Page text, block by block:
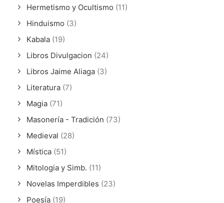
Hermetismo y Ocultismo (11)
Hinduismo (3)
Kabala (19)
Libros Divulgacion (24)
Libros Jaime Aliaga (3)
Literatura (7)
Magia (71)
Masonería - Tradición (73)
Medieval (28)
Mística (51)
Mitologia y Simb. (11)
Novelas Imperdibles (23)
Poesía (19)